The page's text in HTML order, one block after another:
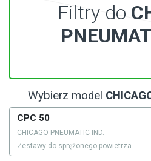
Filtry do
Wybierz model
CPC 50
CHICAGO PNEUMATIC IND.
Zestawy do sprężonego powietrza